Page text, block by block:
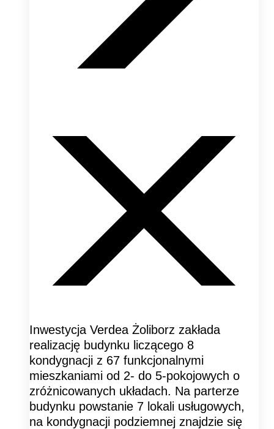
Inwestycja Verdea Żoliborz zakłada
realizację budynku liczącego 8
kondygnacji z 67 funkcjonalnymi
mieszkaniami od 2- do 5-pokojowych o
zróżnicowanych układach. Na parterze
budynku powstanie 7 lokali usługowych,
na kondygnacji podziemnej znajdzie się